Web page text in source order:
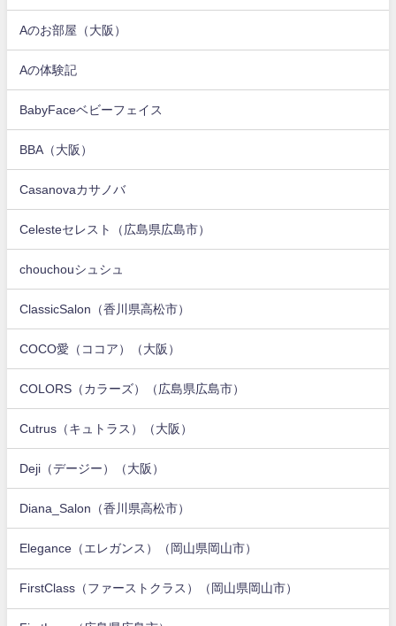
Aのお部屋（大阪）
Aの体験記
BabyFaceベビーフェイス
BBA（大阪）
Casanovaカサノバ
Celesteセレスト（広島県広島市）
chouchouシュシュ
ClassicSalon（香川県高松市）
COCO愛（ココア）（大阪）
COLORS（カラーズ）（広島県広島市）
Cutrus（キュトラス）（大阪）
Deji（デージー）（大阪）
Diana_Salon（香川県高松市）
Elegance（エレガンス）（岡山県岡山市）
FirstClass（ファーストクラス）（岡山県岡山市）